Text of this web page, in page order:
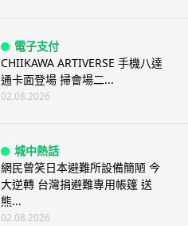
電子支付
CHIIKAWA ARTIVERSE 手機八達
通卡面登場 掃會場二...
02.08.2026
城中熱話
網民曾笑日本避難所設備簡陋 今
大逆轉 台灣捐避難專用帳篷 送
熊...
02.08.2026